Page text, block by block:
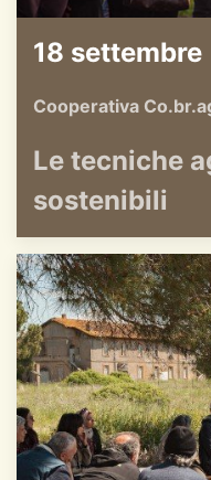
18 settembre
Cooperativa
Le tecniche
sostenibili